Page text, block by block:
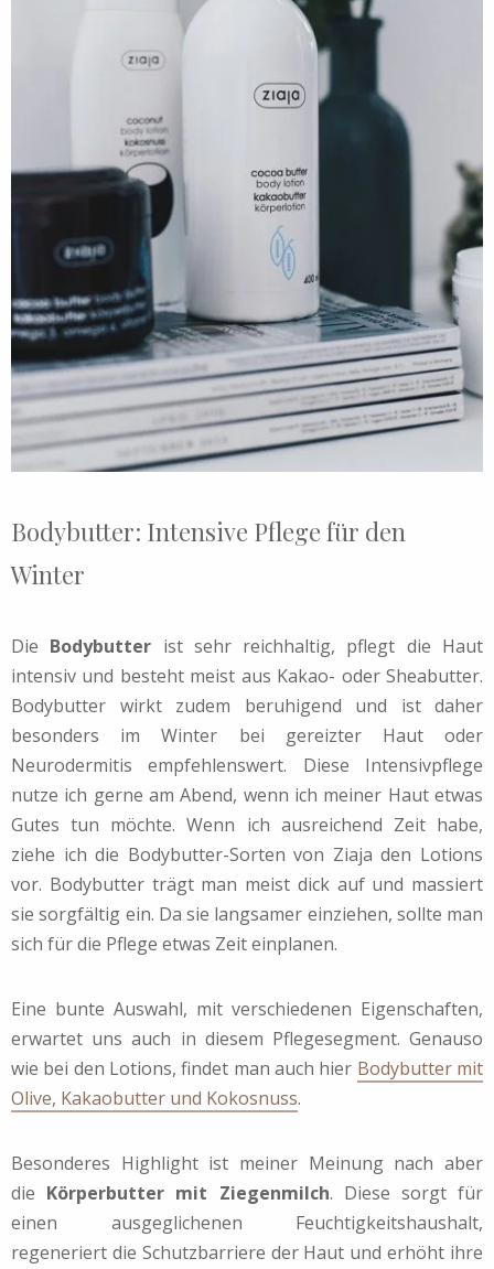
Bodybutter: Intensive Pflege für den
Winter
Die Bodybutter ist sehr reichhaltig, pflegt die Haut
intensiv und besteht meist aus Kakao- oder Sheabutter.
Bodybutter wirkt zudem beruhigend und ist daher
besonders im Winter bei gereizter Haut oder
Neurodermitis empfehlenswert. Diese Intensivpflege
nutze ich gerne am Abend, wenn ich meiner Haut etwas
Gutes tun möchte. Wenn ich ausreichend Zeit habe,
ziehe ich die Bodybutter-Sorten von Ziaja den Lotions
vor. Bodybutter trägt man meist dick auf und massiert
sie sorgfältig ein. Da sie langsamer einziehen, sollte man
sich für die Pflege etwas Zeit einplanen.
Eine bunte Auswahl, mit verschiedenen Eigenschaften,
erwartet uns auch in diesem Pflegesegment. Genauso
wie bei den Lotions, findet man auch hier Bodybutter mit
Olive, Kakaobutter und Kokosnuss.
Besonderes Highlight ist meiner Meinung nach aber
die Körperbutter mit Ziegenmilch. Diese sorgt für
einen ausgeglichenen Feuchtigkeitshaushalt,
regeneriert die Schutzbarriere der Haut und erhöht ihre